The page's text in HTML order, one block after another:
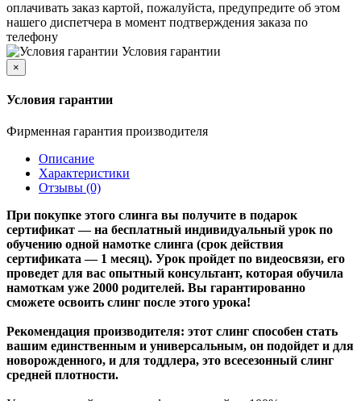
оплачивать заказ картой, пожалуйста, предупредите об этом
нашего диспетчера в момент подтверждения заказа по
телефону
Условия гарантии
×
Условия гарантии
Фирменная гарантия производителя
Описание
Характеристики
Отзывы (0)
При покупке этого слинга вы получите в подарок
сертификат — на бесплатный индивидуальный урок по
обучению одной намотке слинга (срок действия
сертификата — 1 месяц). Урок пройдет по видеосвязи, его
проведет для вас опытный консультант, которая обучила
намоткам уже 2000 родителей. Вы гарантированно
сможете освоить слинг после этого урока!
Рекомендация производителя: этот слинг способен стать
вашим единственным и универсальным, он подойдет и для
новорожденного, и для тоддлера, это всесезонный слинг
средней плотности.